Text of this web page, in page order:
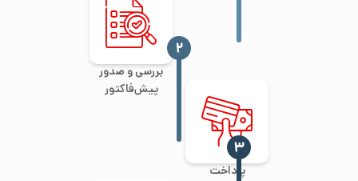
بررسی و صدور
پیش‌فاکتور
‍۲
پرداخت
‍۳